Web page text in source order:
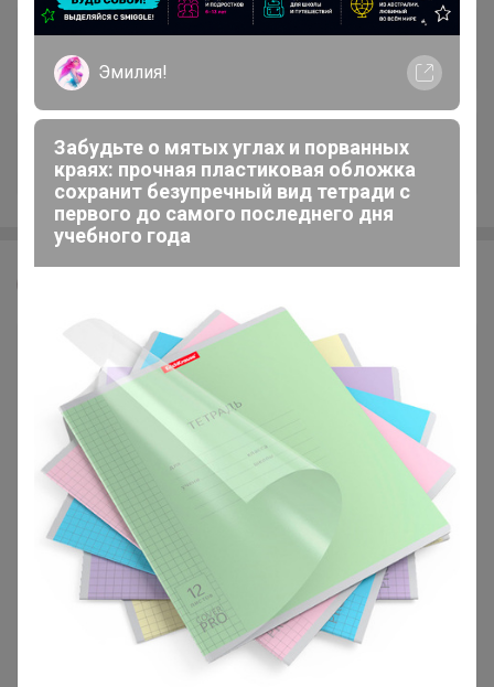
+28.8K
Эмилия!
Забудьте о мятых углах и порванных
краях: прочная пластиковая обложка
сохранит безупречный вид тетради с
первого до самого последнего дня
учебного года